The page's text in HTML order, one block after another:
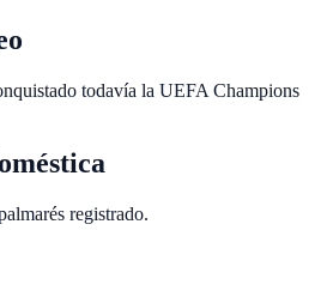
todavía la UEFA Champions
registrado.